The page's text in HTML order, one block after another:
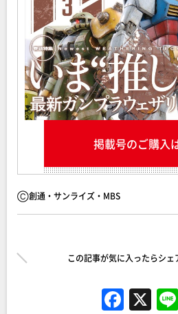
掲載号のご購入
Ⓒ創通・サンライズ・MBS
この記事が気に入ったらシェ
F X